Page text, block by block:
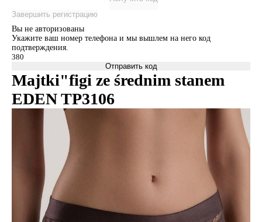
Завершить регистрацию
Вы не авторизованы
Укажите ваш номер телефона и мы вышлем на него код
подтверждения.
Отправить код
Majtki"figi ze średnim stanem
EDEN TP3106